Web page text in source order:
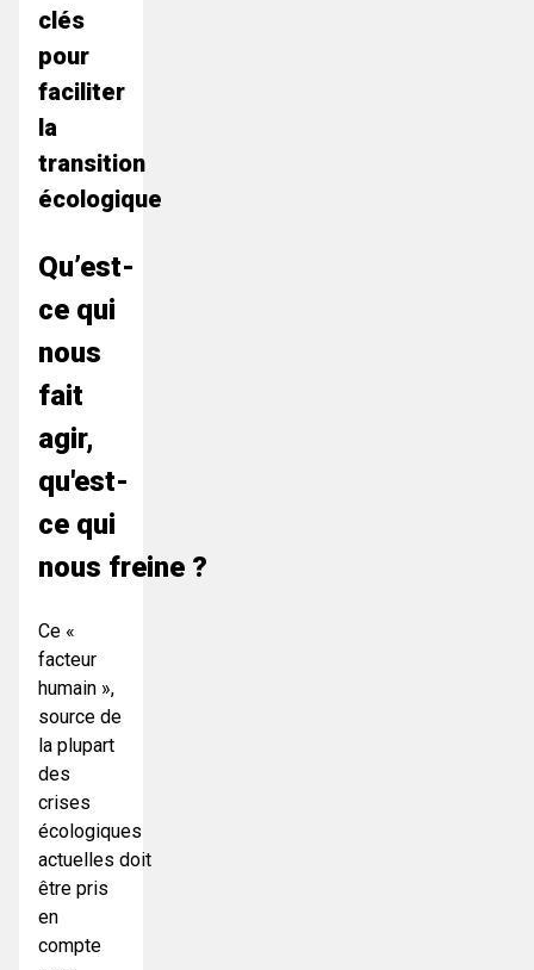
clés
pour
faciliter
la
transition
écologique
Qu’est-
ce qui
nous
fait
agir,
qu'est-
ce qui
nous freine ?
Ce «
facteur
humain »,
source de
la plupart
des
crises
écologiques
actuelles doit
être pris
en
compte